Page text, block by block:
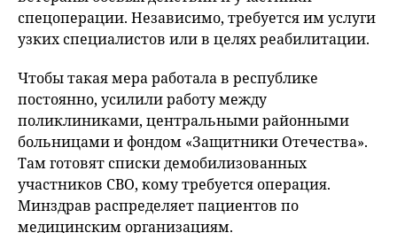
спецоперации. Независимо, требуется им услуги
узких специалистов или в целях реабилитации.
Чтобы такая мера работала в республике
постоянно, усилили работу между
поликлиниками, центральными районными
больницами и фондом «Защитники Отечества».
Там готовят списки демобилизованных
участников СВО, кому требуется операция.
Минздрав распределяет пациентов по
медицинским организациям.